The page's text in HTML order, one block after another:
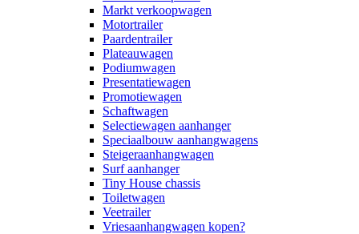
Markt verkoopwagen
Motortrailer
Paardentrailer
Plateauwagen
Podiumwagen
Presentatiewagen
Promotiewagen
Schaftwagen
Selectiewagen aanhanger
Speciaalbouw aanhangwagens
Steigeraanhangwagen
Surf aanhanger
Tiny House chassis
Toiletwagen
Veetrailer
Vriesaanhangwagen kopen?